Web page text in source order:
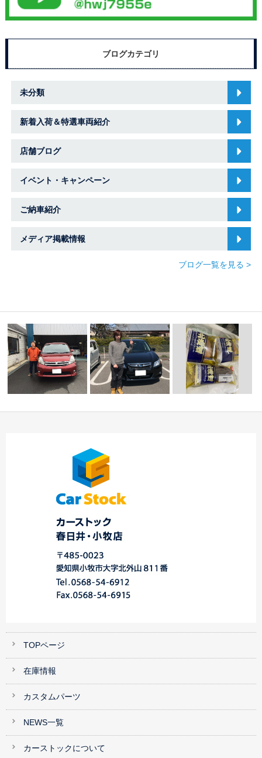
ブログカテゴリ
未分類
新着入荷＆特選車両紹介
店舗ブログ
イベント・キャンペーン
ご納車紹介
メディア掲載情報
ブログ一覧を見る >
☆納車のご案内☆
TOPページ
在庫情報
カスタムパーツ
NEWS一覧
カーストックについて